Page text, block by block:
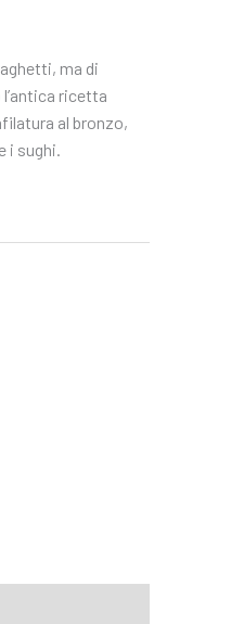
ma di
ricetta
al bronzo,
i sughi.